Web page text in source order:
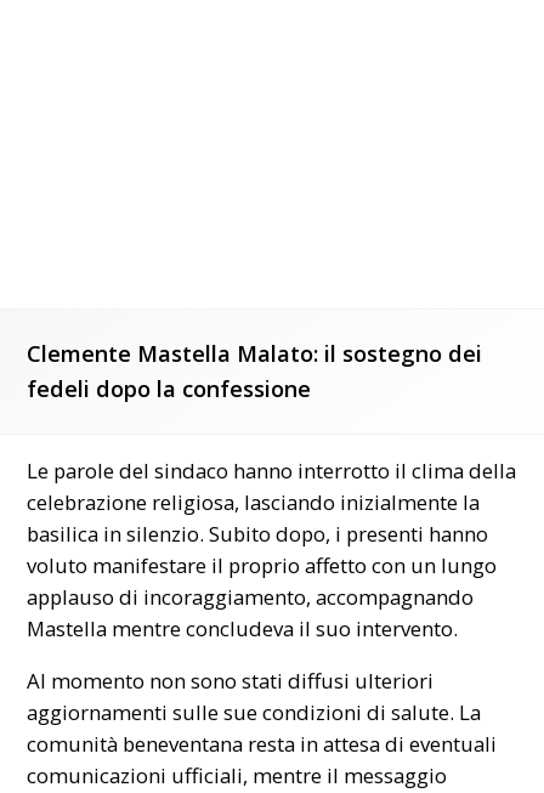
Clemente Mastella Malato: il sostegno dei
fedeli dopo la confessione
Le parole del sindaco hanno interrotto il clima della
celebrazione religiosa, lasciando inizialmente la
basilica in silenzio. Subito dopo, i presenti hanno
voluto manifestare il proprio affetto con un lungo
applauso di incoraggiamento, accompagnando
Mastella mentre concludeva il suo intervento.
Al momento non sono stati diffusi ulteriori
aggiornamenti sulle sue condizioni di salute. La
comunità beneventana resta in attesa di eventuali
comunicazioni ufficiali, mentre il messaggio